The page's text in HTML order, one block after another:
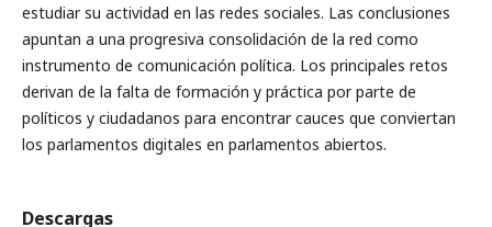
estudiar su actividad en las redes sociales. Las conclusiones
apuntan a una progresiva consolidación de la red como
instrumento de comunicación política. Los principales retos
derivan de la falta de formación y práctica por parte de
políticos y ciudadanos para encontrar cauces que conviertan
los parlamentos digitales en parlamentos abiertos.
Descargas